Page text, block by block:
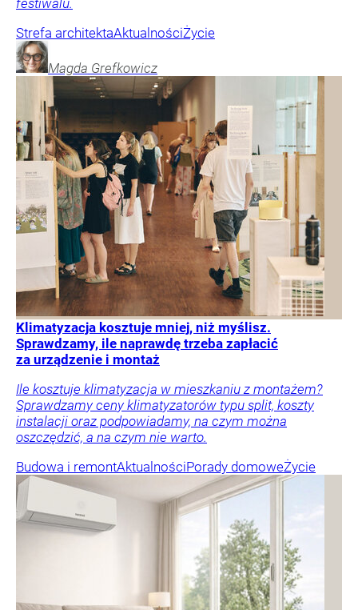
Strefa architektaAktualnościŻycie
Magda Grefkowicz
Klimatyzacja kosztuje mniej, niż myślisz.
Sprawdzamy, ile naprawdę trzeba zapłacić
za urządzenie i montaż
Ile kosztuje klimatyzacja w mieszkaniu z montażem?
Sprawdzamy ceny klimatyzatorów typu split, koszty
instalacji oraz podpowiadamy, na czym można
oszczędzić, a na czym nie warto.
Budowa i remontAktualnościPorady domoweŻycie